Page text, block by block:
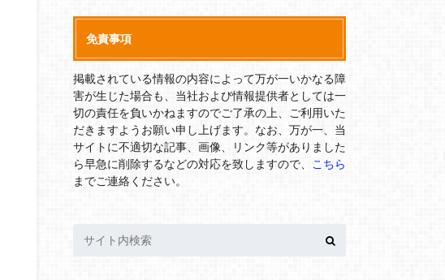
免責事項
掲載されている情報の内容によって万が一いかなる障
害が生じた場合も、当社および情報提供者としては一
切の責任を負いかねますのでご了承の上、ご利用いた
だきますようお願い申し上げます。なお、万が一、当
サイトに不適切な記事、画像、リンク等がありました
ら早急に削除するなどの対応を致しますので、
こちら
までご連絡ください。